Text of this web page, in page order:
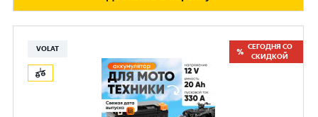
VOLAT
СЕГОДНЯ СО
СКИДКОЙ